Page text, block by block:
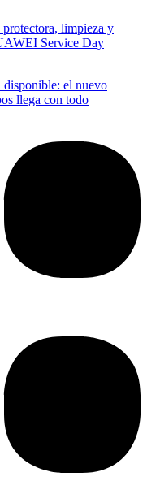
limpieza y
Service Day
el nuevo
llega con todo